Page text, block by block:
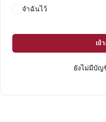
จำฉันไว้
เข้
ยังไม่มีบัญ